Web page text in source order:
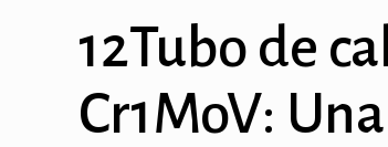
12Tubo de
Cr1MoV: